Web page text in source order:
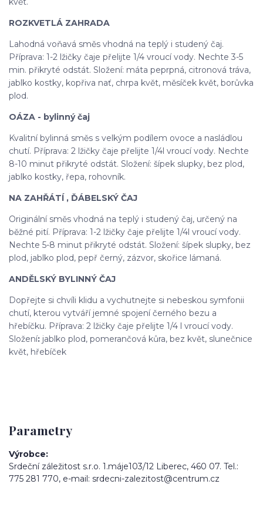
ROZKVETLÁ ZAHRADA
Lahodná voňavá směs vhodná na teplý i studený čaj.
Příprava: 1-2 lžičky čaje přelijte 1/4 vroucí vody. Nechte 3-5
min. přikryté odstát. Složení: máta peprpná, citronová tráva,
jablko kostky, kopřiva nať, chrpa květ, měsíček květ, borůvka
plod.
OÁZA - bylinný čaj
Kvalitní bylinná směs s velkým podílem ovoce a nasládlou
chutí. Příprava: 2 lžičky čaje přelijte 1/4l vroucí vody. Nechte
8-10 minut přikryté odstát. Složení: šípek slupky, bez plod,
jablko kostky, řepa, rohovník.
NA ZAHŘÁTÍ , ĎÁBELSKÝ ČAJ
Originální směs vhodná na teplý i studený čaj, určený na
běžné pití. Příprava: 1-2 lžičky čaje přelijte 1/4l vroucí vody.
Nechte 5-8 minut přikryté odstát. Složení: šípek slupky, bez
plod, jablko plod, pepř černý, zázvor, skořice lámaná.
ANDĚLSKÝ BYLINNÝ ČAJ
Dopřejte si chvíli klidu a vychutnejte si nebeskou symfonii
chutí, kterou vytváří jemné spojení černého bezu a
hřebíčku. Příprava: 2 lžičky čaje přelijte 1/4 l vroucí vody.
Složení: jablko plod, pomerančová kůra, bez květ, slunečnice
květ, hřebíček
Parametry
Výrobce
Srdeční záležitost s.r.o. 1.máje103/12 Liberec, 460 07. Tel.:
775 281 770, e-mail: srdecni-zalezitost@centrum.cz